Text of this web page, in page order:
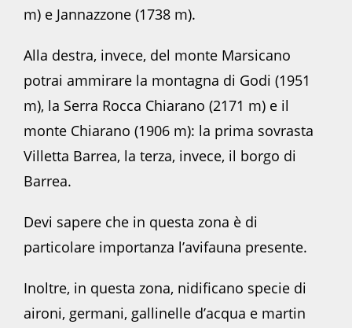
m) e Jannazzone (1738 m).
Alla destra, invece, del monte Marsicano
potrai ammirare la montagna di Godi (1951
m), la Serra Rocca Chiarano (2171 m) e il
monte Chiarano (1906 m): la prima sovrasta
Villetta Barrea, la terza, invece, il borgo di
Barrea.
Devi sapere che in questa zona è di
particolare importanza l’avifauna presente.
Inoltre, in questa zona, nidificano specie di
aironi, germani, gallinelle d’acqua e martin